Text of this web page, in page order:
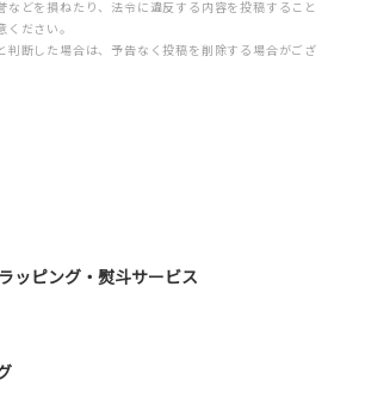
などを損ねたり、法令に違反する内容を投稿すること
ださい。
判断した場合は、予告なく投稿を削除する場合がござ
ラッピング・熨斗サービス